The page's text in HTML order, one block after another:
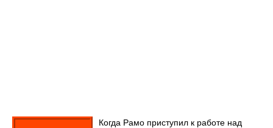
Когда Рамо приступил к работе над